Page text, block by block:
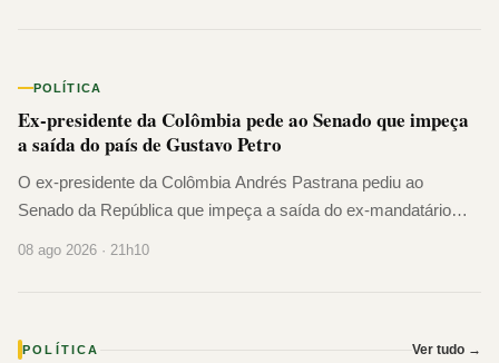
POLÍTICA
Ex-presidente da Colômbia pede ao Senado que impeça
a saída do país de Gustavo Petro
O ex-presidente da Colômbia Andrés Pastrana pediu ao
Senado da República que impeça a saída do ex-mandatário
08 ago 2026 · 21h10
POLÍTICA Ver tudo →